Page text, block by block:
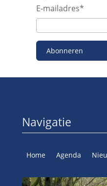
E-mailadres*
Abonneren
Navigatie
Home Agenda